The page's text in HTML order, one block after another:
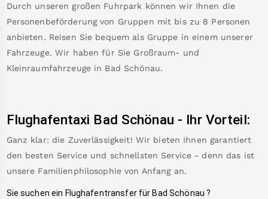
Durch unseren großen Fuhrpark können wir Ihnen die
Personenbeförderung von Gruppen mit bis zu 8 Personen
anbieten. Reisen Sie bequem als Gruppe in einem unserer
Fahrzeuge. Wir haben für Sie Großraum- und
Kleinraumfahrzeuge in Bad Schönau.
Flughafentaxi Bad Schönau - Ihr Vorteil:
Ganz klar: die Zuverlässigkeit! Wir bieten Ihnen garantiert
den besten Service und schnellsten Service - denn das ist
unsere Familienphilosophie von Anfang an.
Sie suchen ein Flughafentransfer für Bad Schönau ?